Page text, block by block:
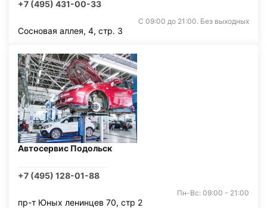
+7 (495) 431-00-33
С 09:00 до 21:00. Без выходных
Сосновая аллея, 4, стр. 3
Автосервис Подольск
+7 (495) 128-01-88
Пн-Вс: 09:00 - 21:00
пр-т Юных ленинцев 70, стр 2